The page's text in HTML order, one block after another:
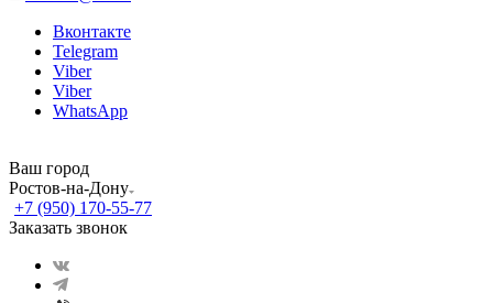
Вконтакте
Telegram
Viber
Viber
WhatsApp
Ваш город
Ростов-на-Дону
+7 (950) 170-55-77
Заказать звонок